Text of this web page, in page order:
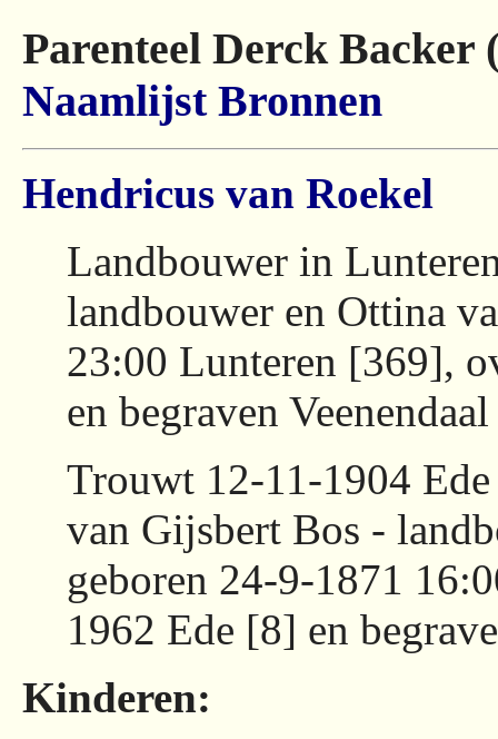
Parenteel Derck Backer
Naamlijst Bronnen
Hendricus van Roekel
Landbouwer in
landbouwer en Ottina
23:00 Lunteren [369],
en begraven
Trouwt 12-11-1904
van Gijsbert Bos -
geboren 24-9-1871
1962 Ede [8] en
Kinderen: